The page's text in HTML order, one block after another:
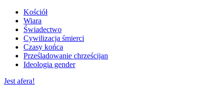
Kościół
Wiara
Świadectwo
Cywilizacja śmierci
Czasy końca
Prześladowanie chrześcijan
Ideologia gender
Jest afera!